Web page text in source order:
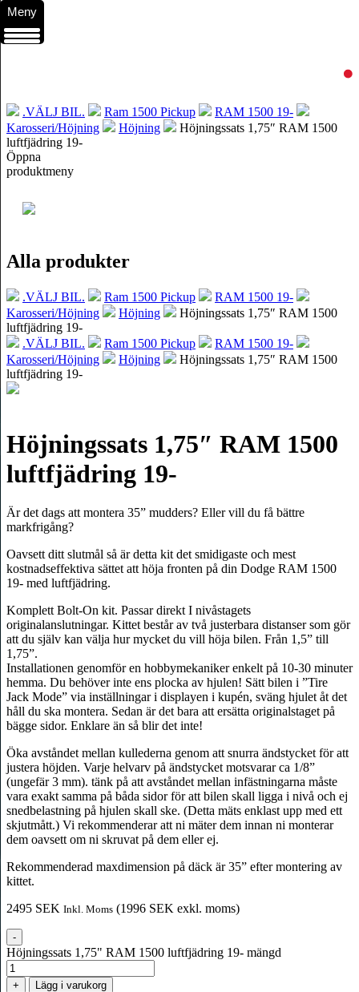
.VÄLJ BIL. Ram 1500 Pickup
RAM 1500 19-
Karosseri/Höjning
Höjning
Höjningssats 1,75″ RAM 1500
luftfjädring 19-
Öppna
produktmeny
Alla produkter
.VÄLJ BIL. Ram 1500 Pickup
RAM 1500 19-
Karosseri/Höjning
Höjning
Höjningssats 1,75″ RAM 1500
luftfjädring 19-
.VÄLJ BIL.
Ram 1500 Pickup
RAM 1500 19-
Karosseri/Höjning
Höjning
Höjningssats 1,75″ RAM 1500
luftfjädring 19-
Höjningssats 1,75″ RAM 1500
luftfjädring 19-
Är det dags att montera 35” mudders? Eller vill du få bättre
markfrigång?
Oavsett ditt slutmål så är detta kit det smidigaste och mest
kostnadseffektiva sättet att höja fronten på din Dodge RAM 1500
19- med luftfjädring.
Komplett Bolt-On kit. Passar direkt I nivåstagets
originalanslutningar. Kittet består av två justerbara distanser som gör
att du själv kan välja hur mycket du vill höja bilen. Från 1,5” till
1,75”.
Installationen genomför en hobbymekaniker enkelt på 10-30 minuter
hemma. Du behöver inte ens plocka av hjulen! Sätt bilen i ”Tire
Jack Mode” via inställningar i displayen i kupén, sväng hjulet åt det
håll du ska montera. Sedan är det bara att ersätta originalstaget på
bägge sidor. Enklare än så blir det inte!
Öka avståndet mellan kullederna genom att snurra ändstycket för att
justera höjden. Varje helvarv på ändstycket motsvarar ca 1/8”
(ungefär 3 mm). tänk på att avståndet mellan infästningarna måste
vara exakt samma på båda sidor för att bilen skall ligga i nivå och ej
snedbelastning på hjulen skall ske. (Detta mäts enklast upp med ett
skjutmått.) Vi rekommenderar att ni mäter dem innan ni monterar
dem oavsett om ni skruvat på dem eller ej.
Rekommenderad maxdimension på däck är 35” efter montering av
kittet.
2495 SEK Inkl. Moms (1996 SEK exkl. moms)
-
Höjningssats 1,75" RAM 1500 luftfjädring 19- mängd
+ Lägg i varukorg
Meny